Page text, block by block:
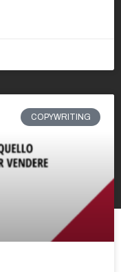
COPYWRITING